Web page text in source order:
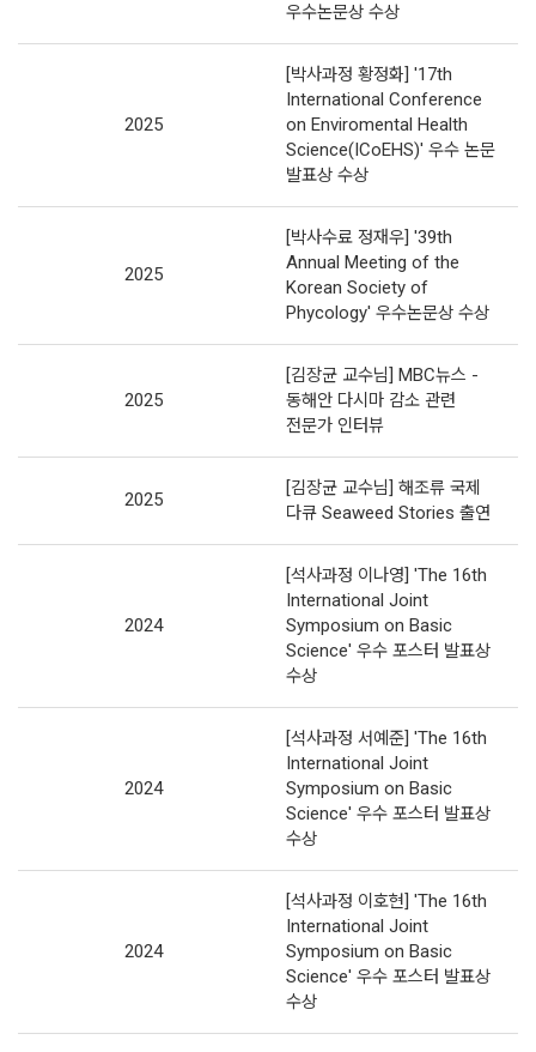
우수논문상 수상
2025
[박사과정 황정화] '17th
International Conference
on Enviromental Health
Science(ICoEHS)' 우수 논문
발표상 수상
2025
[박사수료 정재우] '39th
Annual Meeting of the
Korean Society of
Phycology' 우수논문상 수상
2025
[김장균 교수님] MBC뉴스 -
동해안 다시마 감소 관련
전문가 인터뷰
2025
[김장균 교수님] 해조류 국제
다큐 Seaweed Stories 출연
2024
[석사과정 이나영] 'The 16th
International Joint
Symposium on Basic
Science' 우수 포스터 발표상
수상
2024
[석사과정 서예준] 'The 16th
International Joint
Symposium on Basic
Science' 우수 포스터 발표상
수상
2024
[석사과정 이호현] 'The 16th
International Joint
Symposium on Basic
Science' 우수 포스터 발표상
수상